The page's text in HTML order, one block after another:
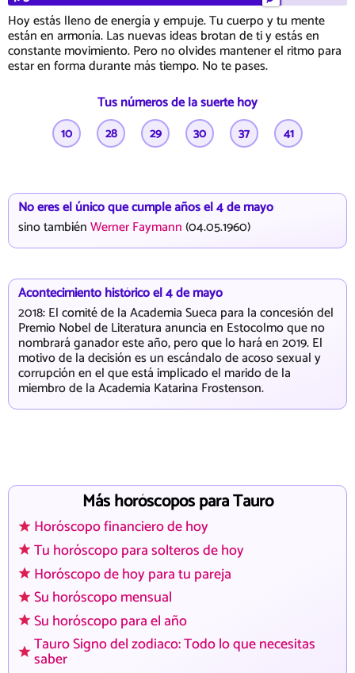
Hoy estás lleno de energía y empuje. Tu cuerpo y tu mente
están en armonía. Las nuevas ideas brotan de ti y estás en
constante movimiento. Pero no olvides mantener el ritmo para
estar en forma durante más tiempo. No te pases.
Tus números de la suerte hoy
10 28 29 30 37 41
No eres el único que cumple años el 4 de mayo
sino tambiénWerner Faymann(04.05.1960)
Acontecimiento histórico el 4 de mayo
2018: El comité de la Academia Sueca para la concesión del
Premio Nobel de Literatura anuncia en Estocolmo que no
nombrará ganador este año, pero que lo hará en 2019. El
motivo de la decisión es un escándalo de acoso sexual y
corrupción en el que está implicado el marido de la
miembro de la Academia Katarina Frostenson.
Más horóscopos para Tauro
Horóscopo financiero de hoy
Tu horóscopo para solteros de hoy
Horóscopo de hoy para tu pareja
Su horóscopo mensual
Su horóscopo para el año
Tauro Signo del zodiaco: Todo lo que necesitas
saber